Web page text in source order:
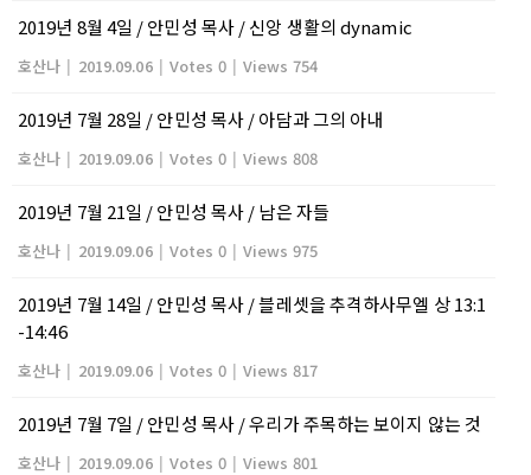
2019년 8월 4일 / 안민성 목사 / 신앙 생활의 dynamic
호산나 | 2019.09.06 | Votes 0 | Views 754
2019년 7월 28일 / 안민성 목사 / 아담과 그의 아내
호산나 | 2019.09.06 | Votes 0 | Views 808
2019년 7월 21일 / 안민성 목사 / 남은 자들
호산나 | 2019.09.06 | Votes 0 | Views 975
2019년 7월 14일 / 안민성 목사 / 블레셋을 추격하사무엘 상 13:1
-14:46
호산나 | 2019.09.06 | Votes 0 | Views 817
2019년 7월 7일 / 안민성 목사 / 우리가 주목하는 보이지 않는 것
호산나 | 2019.09.06 | Votes 0 | Views 801